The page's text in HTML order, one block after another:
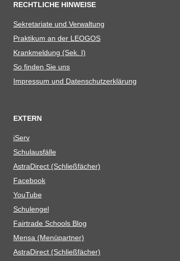
RECHTLICHE HINWEISE
Sekre­ta­riate und Verwaltung
Prak­ti­kum an der LEOGOS
Krank­mel­dung (Sek. I)
So fin­den Sie uns
Impres­sum und Datenschutzerklärung
EXTERN
iServ
Schul­aus­fälle
Astra­Di­rect (Schließ­fä­cher)
Face­book
You­Tube
Schul­en­gel
Fair­trade Schools Blog
Mensa (Menü­part­ner)
Astra­Di­rect (Schließ­fä­cher)